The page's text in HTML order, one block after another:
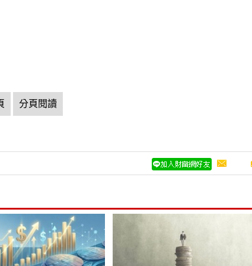
分頁閱讀